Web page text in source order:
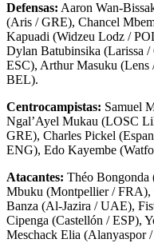
Defensas: Aaron Wan-
(Aris / GRE), Chancel
Kapuadi (Widzeu Lodz /
Dylan Batubinsika (Larissa
ESC), Arthur Masuku
BEL).
Centrocampistas: Samuel
Ngal’Ayel Mukau (LOSC
GRE), Charles Pickel
ENG), Edo Kayembe
Atacantes: Théo Bongonda
Mbuku (Montpellier / FRA),
Banza (Al-Jazira / UAE),
Cipenga (Castellón / ESP),
Meschack Elia (Alanyaspor